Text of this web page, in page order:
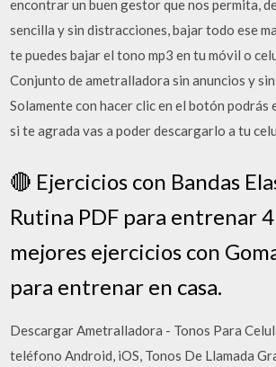
encontrar un buen gestor que nos permita,
sencilla y sin distracciones, bajar todo ese
te puedes bajar el tono mp3 en tu móvil o
Conjunto de ametralladora sin anuncios y
Solamente con hacer clic en el botón podrás
si te agrada vas a poder descargarlo a tu
🔴 Ejercicios con Bandas
Rutina PDF para entrenar
mejores ejercicios con
para entrenar en casa.
Descargar Ametralladora - Tonos Para
teléfono Android, iOS, Tonos De Llamada